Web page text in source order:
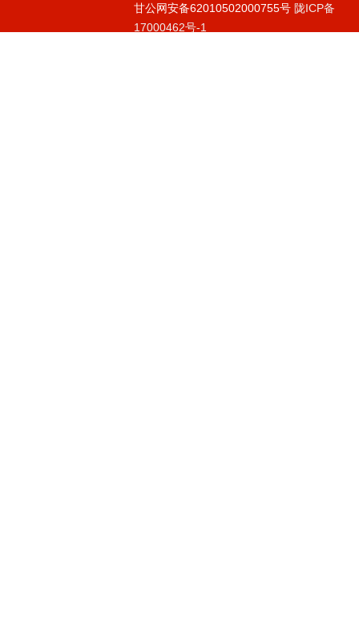
甘公网安备62010502000755号 陇ICP备
17000462号-1